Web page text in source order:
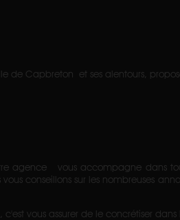
de Capbreton et ses alentours,
agence vous accompagne dans
conseillons sur les nombreuses
vous assurer de le concrétiser dans